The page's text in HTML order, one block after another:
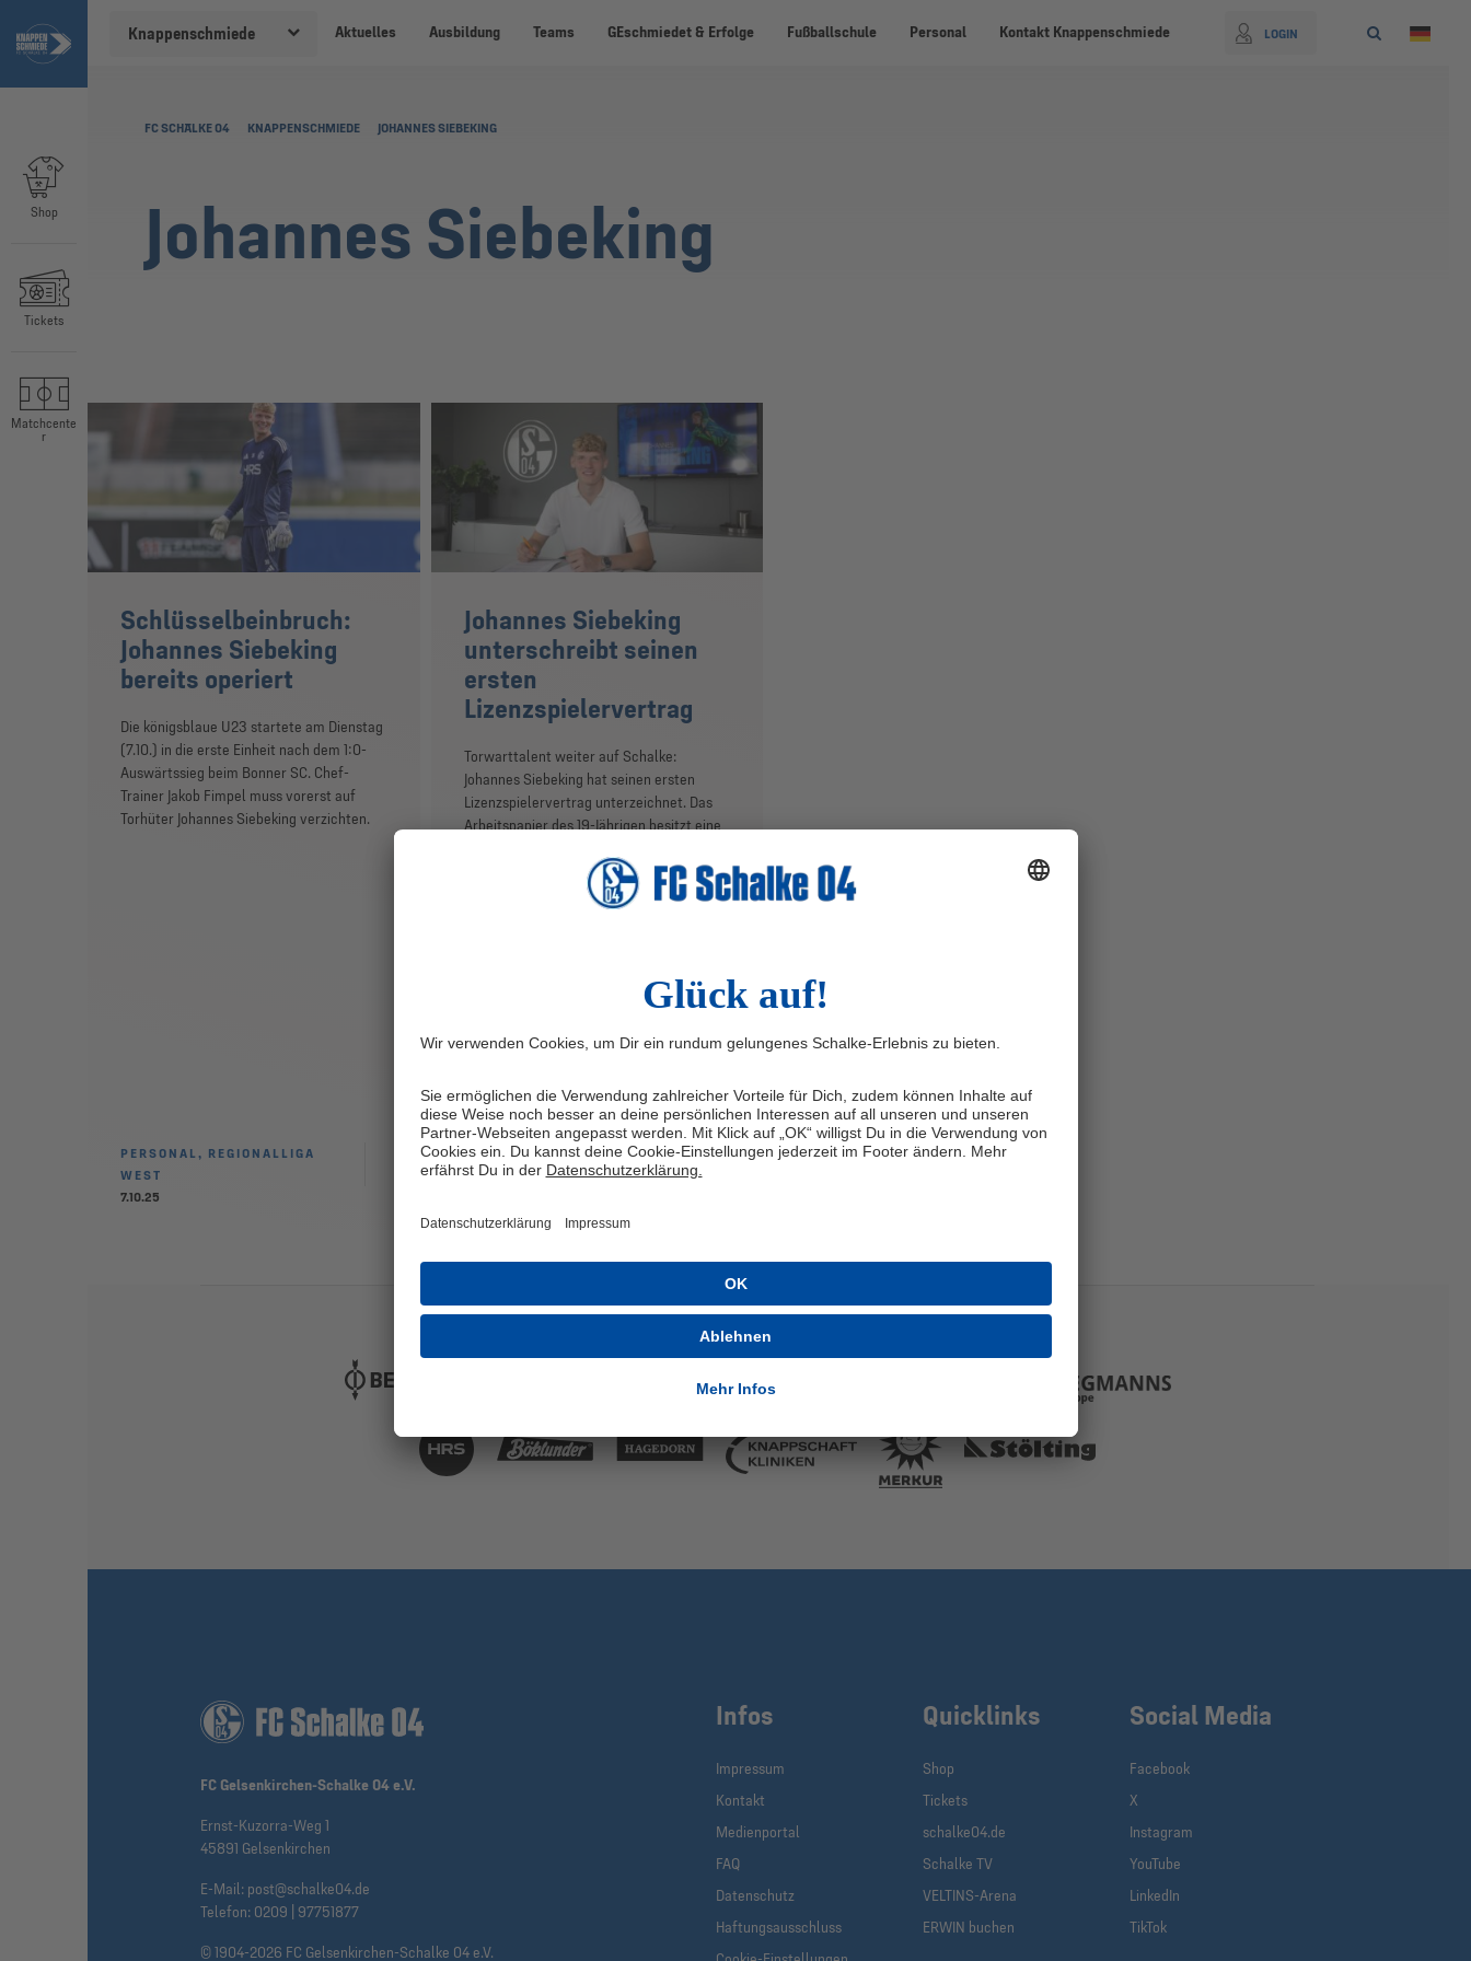
Knappenschmiede Aktuelles Ausbildung Teams GEschmiedet & Erfolge Fußballschule Personal Kontakt Knappenschmiede LOGIN
Shop
Tickets
Matchcente
r
FC SCHALKE 04 KNAPPENSCHMIEDE JOHANNES SIEBEKING
Johannes Siebeking
Schlüsselbeinbruch:
Johannes Siebeking
bereits operiert
Die königsblaue U23 startete am Dienstag
(7.10.) in die erste Einheit nach dem 1:0-
Auswärtssieg beim Bonner SC. Chef-
Trainer Jakob Fimpel muss vorerst auf
Torhüter Johannes Siebeking verzichten.
PERSONAL, REGIONALLIGA
WEST
7.10.25
Johannes Siebeking
unterschreibt seinen
ersten
Lizenzspielervertrag
Torwarttalent weiter auf Schalke:
Johannes Siebeking hat seinen ersten
Lizenzspielervertrag unterzeichnet. Das
Arbeitspapier des 19-Jährigen besitzt eine
beidfüßige Keeper wird wie zuletzt
regelmäßig mit den S04-Profis trainieren
Loris Karius, Justin Heekeren und Luca
diesem Sommer verantwortet der
Torwart-Training, der aus der U19 der
Königsblauen aufgerückt ist.
FC Gelsenkirchen-Schalke 04 e.V.
Ernst-Kuzorra-Weg 1
45891 Gelsenkirchen
E-Mail: post@schalke04.de
Telefon: 0209 | 97751877
© 1904-2026 FC Gelsenkirchen-Schalke 04 e.V.
Infos
Impressum
Kontakt
Medienportal
FAQ
Datenschutz
Haftungsausschluss
Quicklinks
Shop
Tickets
schalke04.de
Schalke TV
VELTINS-Arena
ERWIN buchen
Social Media
Facebook
X
Instagram
YouTube
LinkedIn
TikTok